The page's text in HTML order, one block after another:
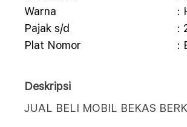
Warna
:
Pajak s/d
:
Plat Nomor
:
Deskripsi
JUAL BELI MOBIL BEKAS